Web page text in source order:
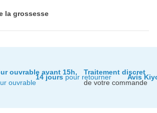
la grossesse
ouvrable avant 15h,
ouvrable
14 jourspour retourner
Traitement discret
de votre commande
Avis